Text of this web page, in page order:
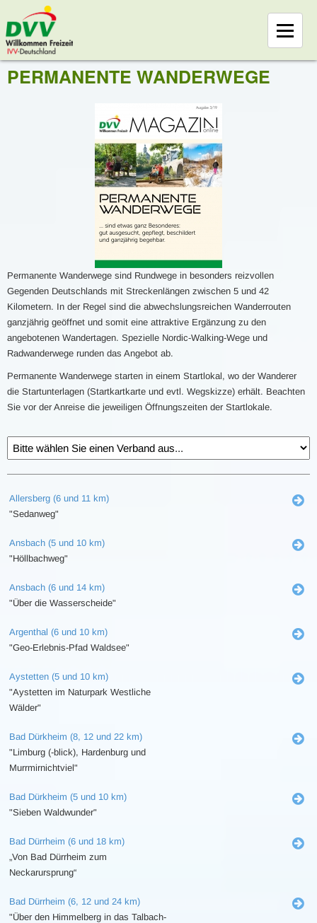
PERMANENTE WANDERWEGE
Permanente Wanderwege sind Rundwege in besonders reizvollen
Gegenden Deutschlands mit Streckenlängen zwischen 5 und 42
Kilometern. In der Regel sind die abwechslungsreichen Wanderrouten
ganzjährig geöffnet und somit eine attraktive Ergänzung zu den
angebotenen Wandertagen. Spezielle Nordic-Walking-Wege und
Radwanderwege runden das Angebot ab.
Permanente Wanderwege starten in einem Startlokal, wo der Wanderer
die Startunterlagen (Startkartkarte und evtl. Wegskizze) erhält. Beachten
Sie vor der Anreise die jeweiligen Öffnungszeiten der Startlokale.
Allersberg (6 und 11 km)
"Sedanweg"
Ansbach (5 und 10 km)
"Höllbachweg"
Ansbach (6 und 14 km)
"Über die Wasserscheide"
Argenthal (6 und 10 km)
"Geo-Erlebnis-Pfad Waldsee"
Aystetten (5 und 10 km)
"Aystetten im Naturpark Westliche
Wälder"
Bad Dürkheim (8, 12 und 22 km)
"Limburg (-blick), Hardenburg und
Murrmirnichtviel"
Bad Dürkheim (5 und 10 km)
"Sieben Waldwunder"
Bad Dürrheim (6 und 18 km)
„Von Bad Dürrheim zum
Neckarursprung“
Bad Dürrheim (6, 12 und 24 km)
"Über den Himmelberg in das Talbach-